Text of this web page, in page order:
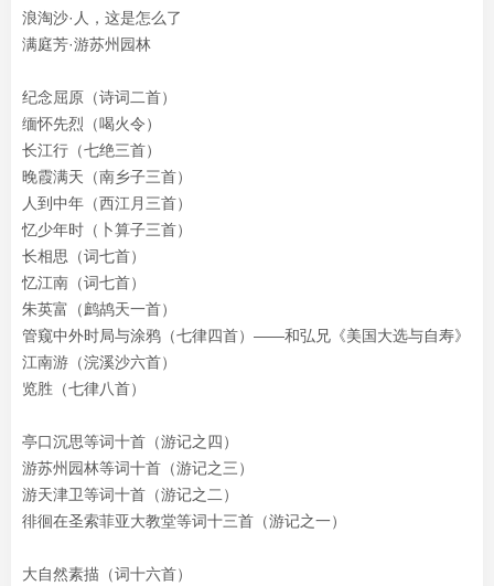
浪淘沙·人，这是怎么了
满庭芳·游苏州园林
纪念屈原（诗词二首）
缅怀先烈（喝火令）
长江行（七绝三首）
晚霞满天（南乡子三首）
人到中年（西江月三首）
忆少年时（卜算子三首）
长相思（词七首）
忆江南（词七首）
朱英富（鹧鸪天一首）
管窥中外时局与涂鸦（七律四首）——和弘兄《美国大选与自寿》
江南游（浣溪沙六首）
览胜（七律八首）
亭口沉思等词十首（游记之四）
游苏州园林等词十首（游记之三）
游天津卫等词十首（游记之二）
徘徊在圣索菲亚大教堂等词十三首（游记之一）
大自然素描（词十六首）